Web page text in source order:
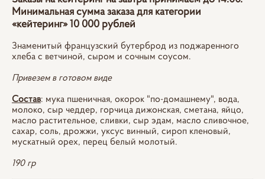
Минимальная сумма заказа для категории
«кейтеринг» 10 000 рублей
Знаменитый французский бутерброд из поджаренного
хлеба с ветчиной, сыром и сочным соусом.
Привезем в готовом виде
Состав: мука пшеничная, окорок "по-домашнему", вода,
молоко, сыр чеддер, горчица дижонская, сметана, яйцо,
масло растительное, сливки, сыр эдам, масло сливочное,
сахар, соль, дрожжи, уксус винный, сироп кленовый,
мускатный орех, перец белый молотый.
190 гр